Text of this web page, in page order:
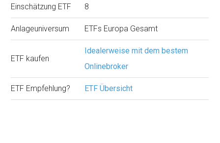
Einschätzung ETF 8
Anlageuniversum ETFs Europa Gesamt
ETF kaufen
Idealerweise mit dem bestem
Onlinebroker
ETF Empfehlung? ETF Übersicht